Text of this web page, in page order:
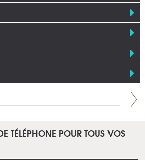
TÉLÉPHONE POUR TOUS VOS